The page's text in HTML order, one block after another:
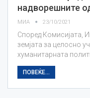
надворешните
МИА 23/10/2021
Според Комисијата,
земјата за целосно
хуманитарната
ПОВЕЌЕ...